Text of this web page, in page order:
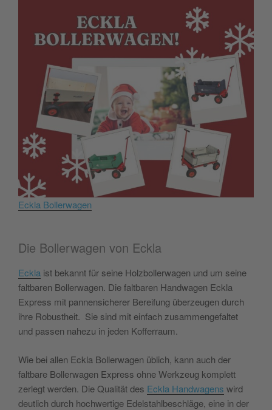
Eckla Bollerwagen
Die Bollerwagen von Eckla
Eckla ist bekannt für seine Holzbollerwagen und um seine
faltbaren Bollerwagen. Die faltbaren Handwagen Eckla
Express mit pannensicherer Bereifung überzeugen durch
ihre Robustheit. Sie sind mit einfach zusammengefaltet
und passen nahezu in jeden Kofferraum.
Wie bei allen Eckla Bollerwagen üblich, kann auch der
faltbare Bollerwagen Express ohne Werkzeug komplett
zerlegt werden. Die Qualität des Eckla Handwagens wird
deutlich durch hochwertige Edelstahlbeschläge, eine in der